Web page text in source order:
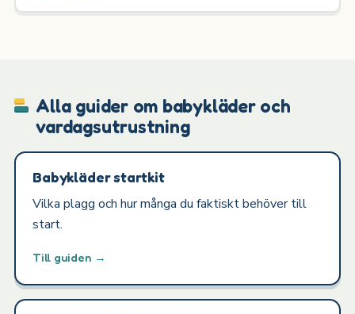
Alla guider om babykläder och
vardagsutrustning
Babykläder startkit
Vilka plagg och hur många du faktiskt behöver till
start.
Till guiden →